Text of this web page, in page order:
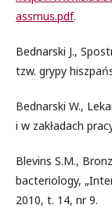
assmus.pdf.
Bednarski J.,
tzw. grypy
Bednarski W.,
i w zakładach
Blevins S.M.,
bacteriology,
2010, t. 14, nr 9.